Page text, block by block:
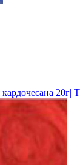
кардочесана